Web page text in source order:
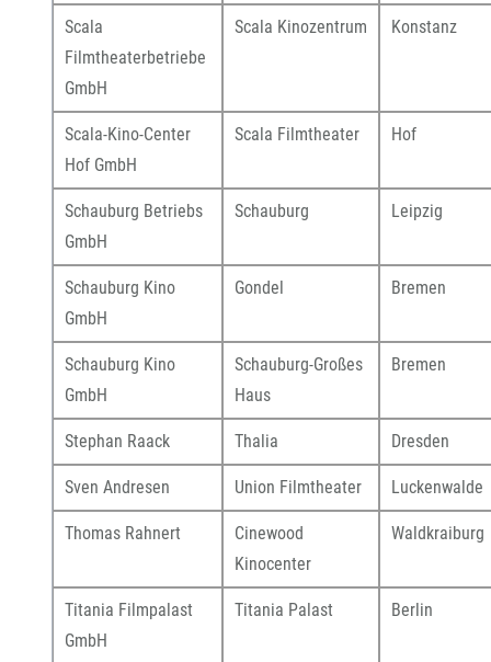
Scala
Filmtheaterbetriebe
GmbH
Scala Kinozentrum Konstanz
Scala-Kino-Center
Hof GmbH
Scala Filmtheater Hof
Schauburg Betriebs
GmbH
Schauburg Leipzig
Schauburg Kino
GmbH
Gondel Bremen
Schauburg Kino
GmbH
Schauburg-Großes
Haus
Bremen
Stephan Raack Thalia Dresden
Sven Andresen Union Filmtheater Luckenwalde
Thomas Rahnert
Cinewood
Kinocenter
Waldkraiburg
Titania Filmpalast
GmbH
Titania Palast Berlin